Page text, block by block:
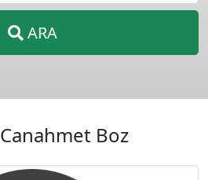
ARA
Canahmet Boz